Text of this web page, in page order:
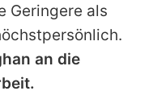
Geringere als
an die